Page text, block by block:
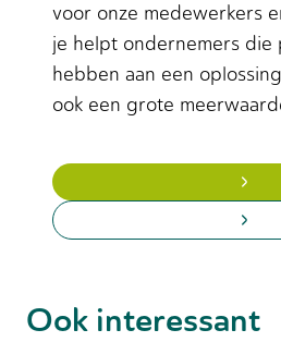
voor onze medewerkers
je helpt ondernemers die
hebben aan een
ook een grote
Ook interessant